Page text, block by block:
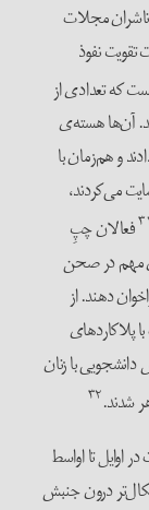
مجلات
نفوذ
که تعدادی از
آن‌ها هسته‌ی
و هم‌زمان با
می‌کردند،
فعالان چپِ
مهم در صحن
دهند. از
با پلاکاردهای
با زنان
شدند.۳۲
تا اواسط
درون جنبش